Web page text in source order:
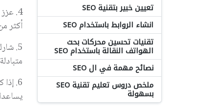
تعيين خبير بتقنية SEO
انشاء الروابط باستخدام SEO
تقنيات تحسين محركات بحث
الهواتف النقالة باستخدام SEO
نصائح مهمة في ال SEO
ملخص دروس تعليم تقنية SEO
بسهولة
4.
أكثر
5.
6.